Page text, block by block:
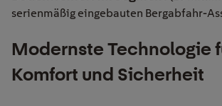
serienmäßig eingebauten Bergabfahr-
Modernste Technologie
Komfort und Sicherheit